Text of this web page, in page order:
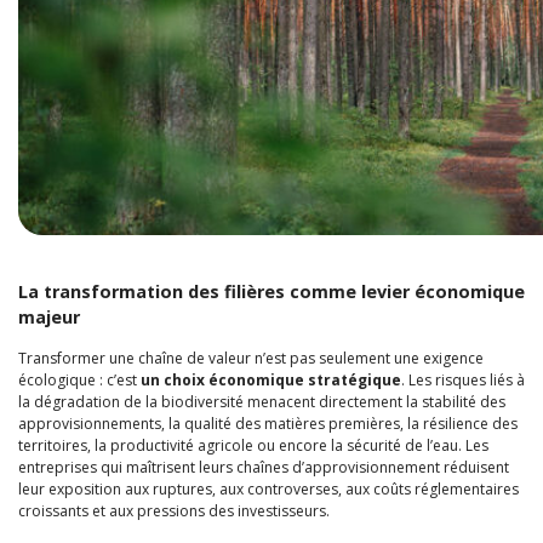
La transformation des filières comme levier économique
majeur
Transformer une chaîne de valeur n’est pas seulement une exigence
écologique : c’est un choix économique stratégique. Les risques liés à
la dégradation de la biodiversité menacent directement la stabilité des
approvisionnements, la qualité des matières premières, la résilience des
territoires, la productivité agricole ou encore la sécurité de l’eau. Les
entreprises qui maîtrisent leurs chaînes d’approvisionnement réduisent
leur exposition aux ruptures, aux controverses, aux coûts réglementaires
croissants et aux pressions des investisseurs.